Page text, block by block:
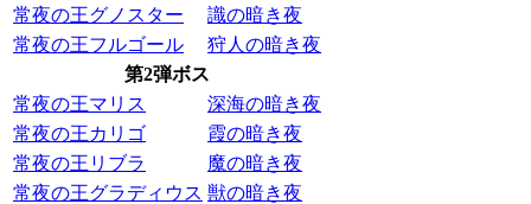
常夜の王グノスター
識の暗き夜
常夜の王フルゴール
狩人の暗き夜
第2弾ボス
常夜の王マリス
深海の暗き夜
常夜の王カリゴ
霞の暗き夜
常夜の王リブラ
魔の暗き夜
常夜の王グラディウス 獣の暗き夜